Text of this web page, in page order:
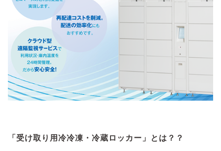
「受け取り用冷冷凍・冷蔵ロッカー」とは？？